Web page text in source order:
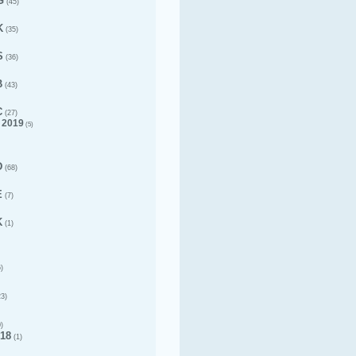
(45)
(35)
(36)
(43)
(27)
(5)
(68)
(7)
(1)
(1)